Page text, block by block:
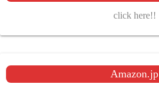
click here!!
Amazon.jp